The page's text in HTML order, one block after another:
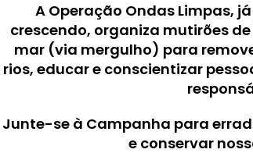
A Operação Ondas Limpas,
crescendo, organiza mutirões
mar (via mergulho) para
rios, educar e conscientizar
Junte-se à Campanha para
e conservar